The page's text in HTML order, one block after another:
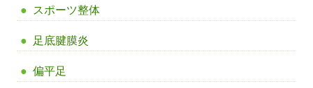
スポーツ整体
足底腱膜炎
偏平足